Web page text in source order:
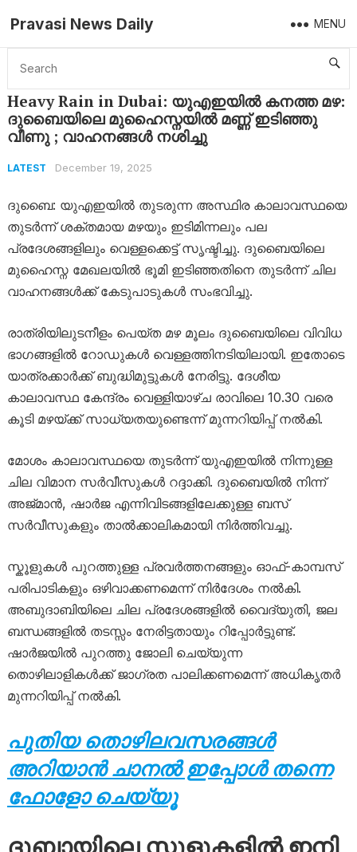
Pravasi News Daily MENU
Home Latest Heavy Rain in Dubai: യുഎഇയിൽ കനത്ത മഴ: ദുബൈയിലെ മുഹൈസ്നയിൽ മണ്ണ് ഇടിഞ്ഞു വീണു ; വാഹനങ്ങൾ നശിച്ചു
Heavy Rain in Dubai: യുഎഇയിൽ കനത്ത മഴ:
ദുബൈയിലെ മുഹൈസ്നയിൽ മണ്ണ് ഇടിഞ്ഞു
വീണു ; വാഹനങ്ങൾ നശിച്ചു
LATEST December 19, 2025
ദുബൈ: യുഎഇയിൽ തുടരുന്ന അസ്ഥിര കാലാവസ്ഥയെ
തുടർന്ന് ശക്തമായ മഴയും ഇടിമിന്നലും പല
പ്രദേശങ്ങളിലും വെള്ളക്കെട്ട് സൃഷ്ടിച്ചു. ദുബൈയിലെ
മുഹൈസ്ന മേഖലയിൽ ഭൂമി ഇടിഞ്ഞതിനെ തുടർന്ന് ചില
വാഹനങ്ങൾക്ക് കേടുപാടുകൾ സംഭവിച്ചു.
രാത്രിയിലുടനീളം പെയ്ത മഴ മൂലം ദുബൈയിലെ വിവിധ
ഭാഗങ്ങളിൽ റോഡുകൾ വെള്ളത്തിനടിയിലായി. ഇതോടെ
യാത്രക്കാർക്ക് ബുദ്ധിമുട്ടുകൾ നേരിട്ടു. ദേശീയ
കാലാവസ്ഥ കേന്ദ്രം വെള്ളിയാഴ്ച രാവിലെ 10.30 വരെ
കൂടി മഴയ്ക്ക് സാധ്യതയുണ്ടെന്ന് മുന്നറിയിപ്പ് നൽകി.
മോശം കാലാവസ്ഥയെ തുടർന്ന് യുഎഇയിൽ നിന്നുള്ള
ചില വിമാന സർവീസുകൾ റദ്ദാക്കി. ദുബൈയിൽ നിന്ന്
അജ്മാൻ, ഷാർജ എന്നിവിടങ്ങളിലേക്കുള്ള ബസ്
സർവീസുകളും താൽക്കാലികമായി നിർത്തിവച്ചു.
സ്കൂളുകൾ പുറത്തുള്ള പ്രവർത്തനങ്ങളും ഓഫ്-കാമ്പസ്
പരിപാടികളും ഒഴിവാക്കണമെന്ന് നിർദേശം നൽകി.
അബുദാബിയിലെ ചില പ്രദേശങ്ങളിൽ വൈദ്യുതി, ജല
ബന്ധങ്ങളിൽ തടസ്സം നേരിട്ടതായും റിപ്പോർട്ടുണ്ട്.
ഷാർജയിൽ പുറത്തു ജോലി ചെയ്യുന്ന
തൊഴിലാളികൾക്ക് ജാഗ്രത പാലിക്കണമെന്ന് അധികൃതർ
മുന്നറിയിപ്പ് നൽകി.
പുതിയ തൊഴിലവസരങ്ങൾ
അറിയാൻ ചാനൽ ഇപ്പോൾ തന്നെ
ഫോളോ ചെയ്യൂ